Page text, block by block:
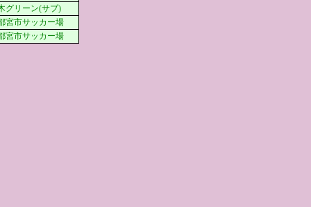
グリーン(サブ)
宮市サッカー場
宮市サッカー場